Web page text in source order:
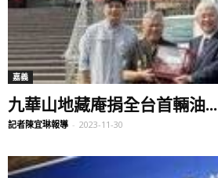
嘉義
九華山地藏庵捐全台首輛油...
記者陳宜琳報導 - 2023-11-30